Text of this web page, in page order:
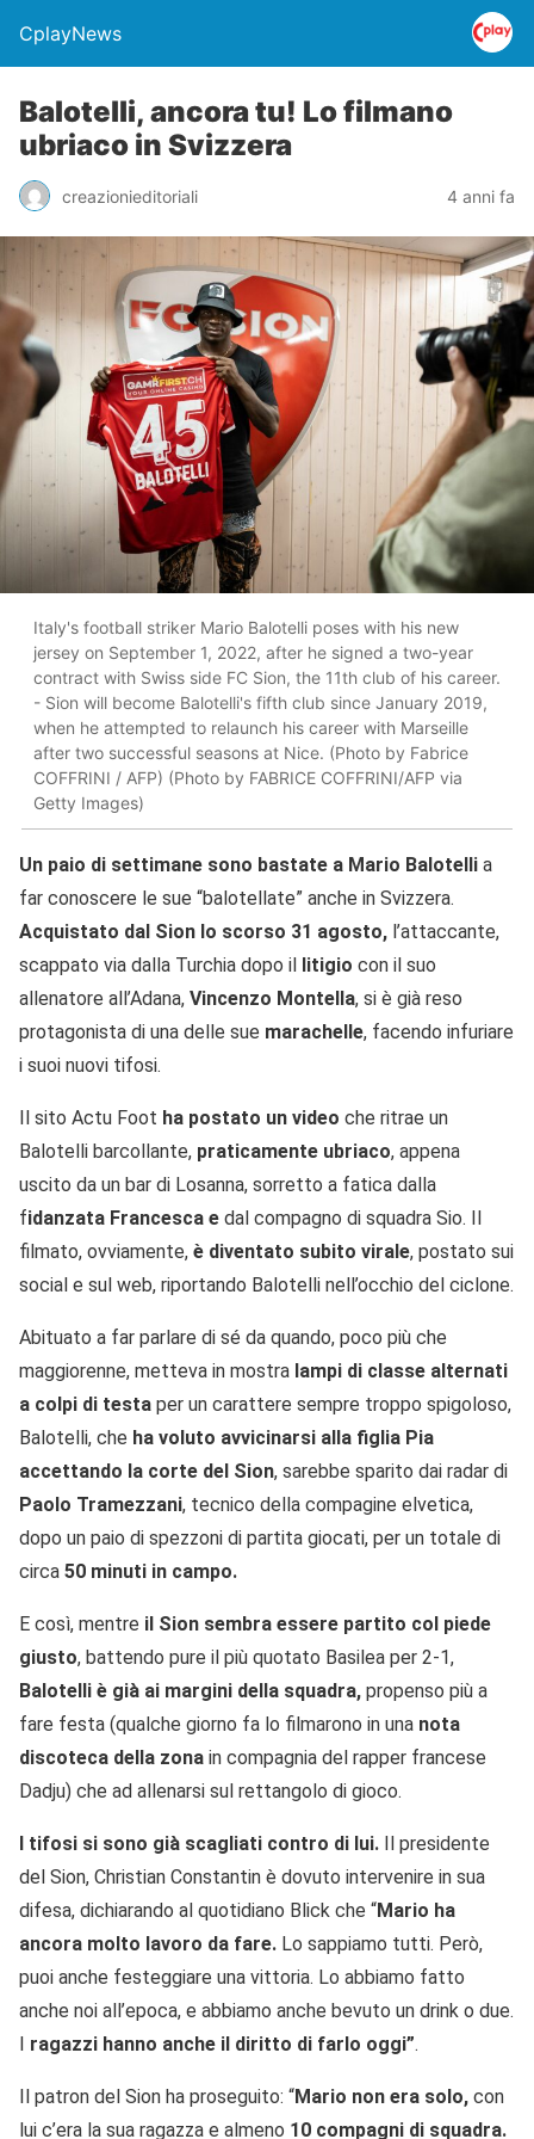
CplayNews
Balotelli, ancora tu! Lo filmano
ubriaco in Svizzera
creazionieditoriali 4 anni fa
Italy's football striker Mario Balotelli poses with his new
jersey on September 1, 2022, after he signed a two-year
contract with Swiss side FC Sion, the 11th club of his career.
- Sion will become Balotelli's fifth club since January 2019,
when he attempted to relaunch his career with Marseille
after two successful seasons at Nice. (Photo by Fabrice
COFFRINI / AFP) (Photo by FABRICE COFFRINI/AFP via
Getty Images)
Un paio di settimane sono bastate a Mario Balotelli a
far conoscere le sue “balotellate” anche in Svizzera.
Acquistato dal Sion lo scorso 31 agosto, l’attaccante,
scappato via dalla Turchia dopo il litigio con il suo
allenatore all’Adana, Vincenzo Montella, si è già reso
protagonista di una delle sue marachelle, facendo infuriare
i suoi nuovi tifosi.
Il sito Actu Foot ha postato un video che ritrae un
Balotelli barcollante, praticamente ubriaco, appena
uscito da un bar di Losanna, sorretto a fatica dalla
fidanzata Francesca e dal compagno di squadra Sio. Il
filmato, ovviamente, è diventato subito virale, postato sui
social e sul web, riportando Balotelli nell’occhio del ciclone.
Abituato a far parlare di sé da quando, poco più che
maggiorenne, metteva in mostra lampi di classe alternati
a colpi di testa per un carattere sempre troppo spigoloso,
Balotelli, che ha voluto avvicinarsi alla figlia Pia
accettando la corte del Sion, sarebbe sparito dai radar di
Paolo Tramezzani, tecnico della compagine elvetica,
dopo un paio di spezzoni di partita giocati, per un totale di
circa 50 minuti in campo.
E così, mentre il Sion sembra essere partito col piede
giusto, battendo pure il più quotato Basilea per 2-1,
Balotelli è già ai margini della squadra, propenso più a
fare festa (qualche giorno fa lo filmarono in una nota
discoteca della zona in compagnia del rapper francese
Dadju) che ad allenarsi sul rettangolo di gioco.
I tifosi si sono già scagliati contro di lui. Il presidente
del Sion, Christian Constantin è dovuto intervenire in sua
difesa, dichiarando al quotidiano Blick che “Mario ha
ancora molto lavoro da fare. Lo sappiamo tutti. Però,
puoi anche festeggiare una vittoria. Lo abbiamo fatto
anche noi all’epoca, e abbiamo anche bevuto un drink o due.
I ragazzi hanno anche il diritto di farlo oggi”.
Il patron del Sion ha proseguito: “Mario non era solo, con
lui c’era la sua ragazza e almeno 10 compagni di squadra.